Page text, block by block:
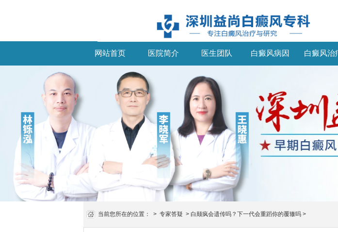
网站首页 医院简介 医生团队 白癜风病因 白癜风治
当前您所在的位置： > 专家答疑 > 白颠疯会遗传吗？下一代会重蹈你的覆辙吗 >